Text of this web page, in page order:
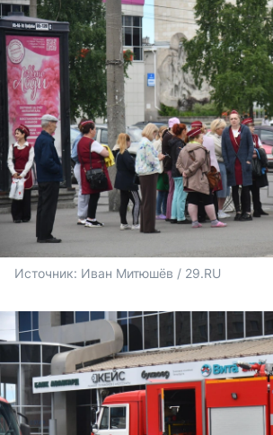
Источник: Иван Митюшёв / 29.RU